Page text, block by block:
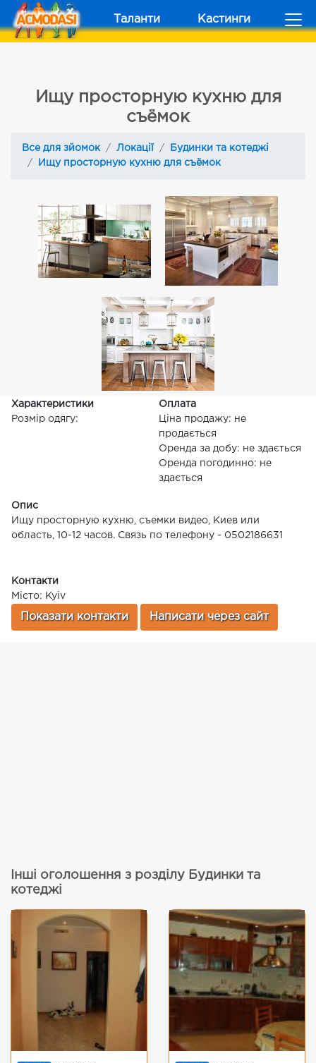
Таланти Кастинги
Ищу просторную кухню для
съёмок
Все для зйомок Локації
Будинки та котеджі
Ищу просторную кухню для съёмок
Характеристики
Розмір одягу:
Оплата
Ціна продажу: не
продається
Оренда за добу: не здається
Оренда погодинно: не
здається
Опис
Ищу просторную кухню, съемки видео, Киев или
область, 10-12 часов. Связь по телефону - 0502186631
Контакти
Місто: Kyiv
Показати контакти Написати через сайт
Інші оголошення з розділу Будинки та
котеджі